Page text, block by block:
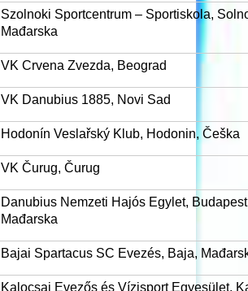
Szolnoki Sportcentrum – Sportiskola,
Mađarska
VK Crvena Zvezda, Beograd
VK Danubius 1885, Novi Sad
Hodonín Veslařský Klub, Hodonin, Češka
VK Čurug, Čurug
Danubius Nemzeti Hajós Egylet,
Mađarska
Bajai Spartacus SC Evezés, Baja,
Kalocsai Evezős és Vízisport Egyesület,